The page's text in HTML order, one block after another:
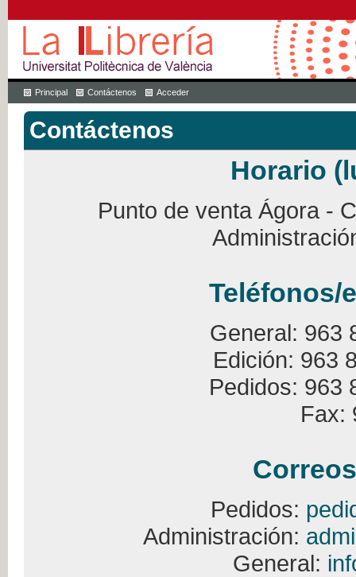
Principal Contáctenos Acceder
Contáctenos
Horario
Punto de venta Ágora -
Teléfonos/
General: 963
Edición: 963
Pedidos: 963
Fax:
Pedidos:
Administración:
General: